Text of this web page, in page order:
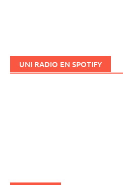
UNI RADIO EN SPOTIFY